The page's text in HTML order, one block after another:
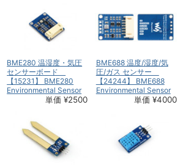
BME280 温湿度・気圧
センサーボード
【15231】 BME280
Environmental Sensor
単価 ¥2500
BME688 温度/湿度/気
圧/ガス センサー
【24244】 BME688
Environmental Sensor
単価 ¥4000